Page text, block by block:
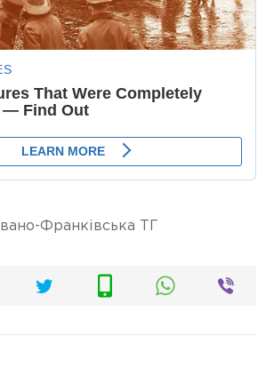
Івано-Франківська ТГ